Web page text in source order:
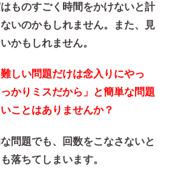
ものすごく時間をかけないと計
いのかもしれません。また、見
かもしれません。
しい問題だけは念入りにやっ
かりミスだから」と簡単な問題
ことはありませんか？
問題でも、回数をこなさないと
落ちてしまいます。